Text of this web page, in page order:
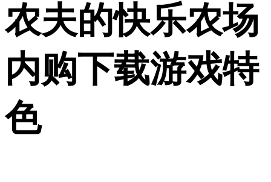
农夫的快乐农场
内购下载游戏特
色